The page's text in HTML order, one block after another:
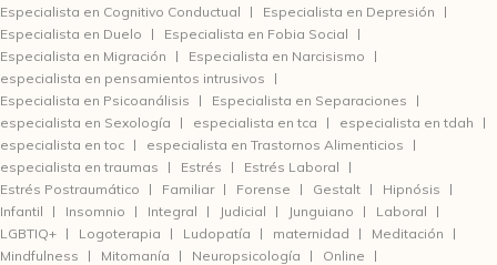
Especialista en Cognitivo Conductual
Especialista en Depresión
Especialista en Duelo
Especialista en Fobia Social
Especialista en Migración
Especialista en Narcisismo
especialista en pensamientos intrusivos
Especialista en Psicoanálisis
Especialista en Separaciones
especialista en Sexología
especialista en tca
especialista en tdah
especialista en toc
especialista en Trastornos Alimenticios
especialista en traumas
Estrés
Estrés Laboral
Estrés Postraumático
Familiar Forense Gestalt
Hipnósis
Infantil
Insomnio Integral Judicial Junguiano
Laboral
LGBTIQ+
Logoterapia Ludopatía maternidad
Meditación
Mindfulness
Mitomanía Neuropsicología
Online